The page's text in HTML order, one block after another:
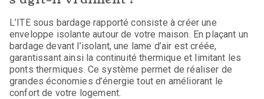
L’ITE sous bardage rapporté consiste à créer une
enveloppe isolante autour de votre maison. En plaçant un
bardage devant l’isolant, une lame d’air est créée,
garantissant ainsi la continuité thermique et limitant les
ponts thermiques. Ce système permet de réaliser de
grandes économies d’énergie tout en améliorant le
confort de votre logement.